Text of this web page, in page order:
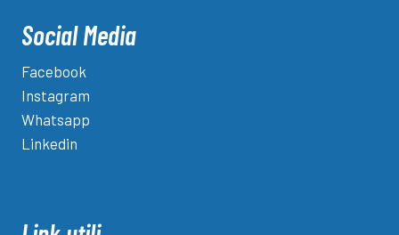
Social Media
Facebook
Instagram
Whatsapp
Linkedin